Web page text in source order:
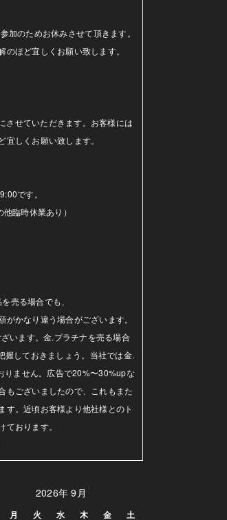
のためお休みさせて頂きます。
ほど宜しくお願い致します。
させていただきます。お客様には
しくお願い致します。
です。
臨時休業あり）
売る場合でも、
かなり違う場合がございます。
います。金.プラチナを売る場合
握しておきましょう。当社では金.
りません。広告で20%〜30%upな
もございましたので、これもまた
す。近頃お客様より他社様とのト
おります。
2026年 9月
月 火 水 木 金 土